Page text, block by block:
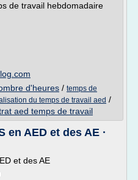
de travail hebdomadaire
d'heures / temps de
du temps de travail aed /
aed temps de travail
en AED et des AE ·
et des AE